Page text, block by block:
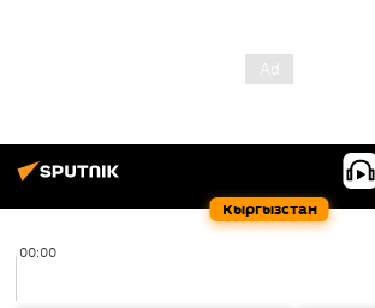
Кыргызстан
00:00